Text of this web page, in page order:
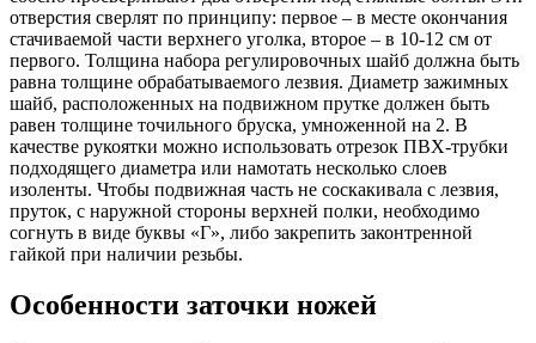
отверстия сверлят по принципу: первое – в месте окончания
стачиваемой части верхнего уголка, второе – в 10-12 см от
первого. Толщина набора регулировочных шайб должна быть
равна толщине обрабатываемого лезвия. Диаметр зажимных
шайб, расположенных на подвижном прутке должен быть
равен толщине точильного бруска, умноженной на 2. В
качестве рукоятки можно использовать отрезок ПВХ-трубки
подходящего диаметра или намотать несколько слоев
изоленты. Чтобы подвижная часть не соскакивала с лезвия,
пруток, с наружной стороны верхней полки, необходимо
согнуть в виде буквы «Г», либо закрепить законтренной
гайкой при наличии резьбы.
Особенности заточки ножей